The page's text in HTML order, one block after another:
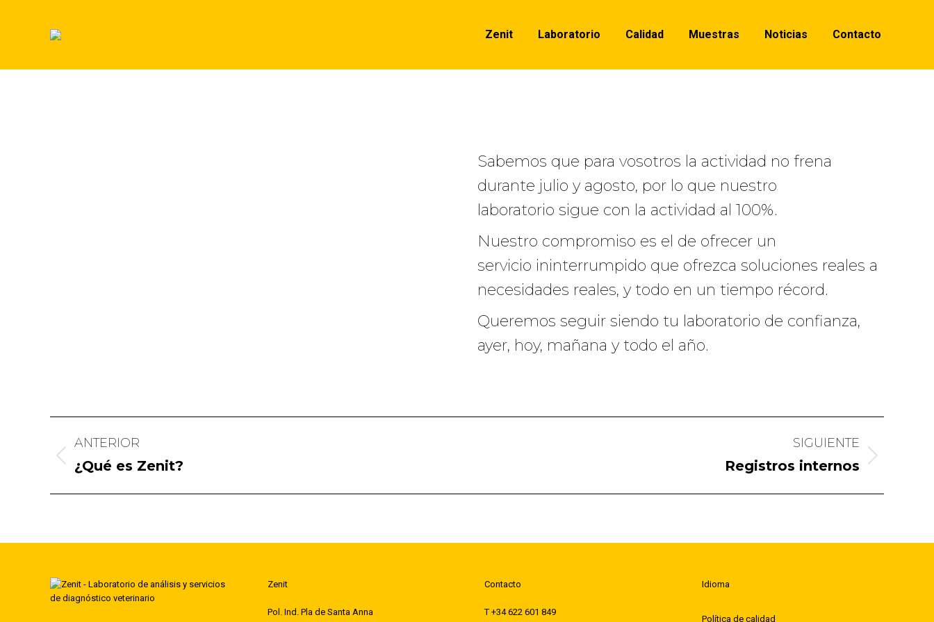
Zenit Laboratorio Calidad Muestras Noticias Contacto
Sabemos que para vosotros la actividad no frena
durante julio y agosto, por lo que nuestro
laboratorio sigue con la actividad al 100%.
Nuestro compromiso es el de ofrecer un
servicio ininterrumpido que ofrezca soluciones reales a
necesidades reales, y todo en un tiempo récord.
Queremos seguir siendo tu laboratorio de confianza,
ayer, hoy, mañana y todo el año.
entre
ANTERIOR
Publicación
anterior:
¿Qué es Zenit?
SIGUIENTE
siguiente:
Registros internos
Zenit
Pol. Ind. Pla de Santa Anna
Contacto
T +34 622 601 849
Idioma
Política de calidad